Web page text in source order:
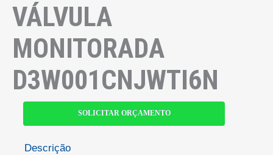
VÁLVULA
MONITORADA
D3W001CNJWTI6N
SOLICITAR ORÇAMENTO
Descrição